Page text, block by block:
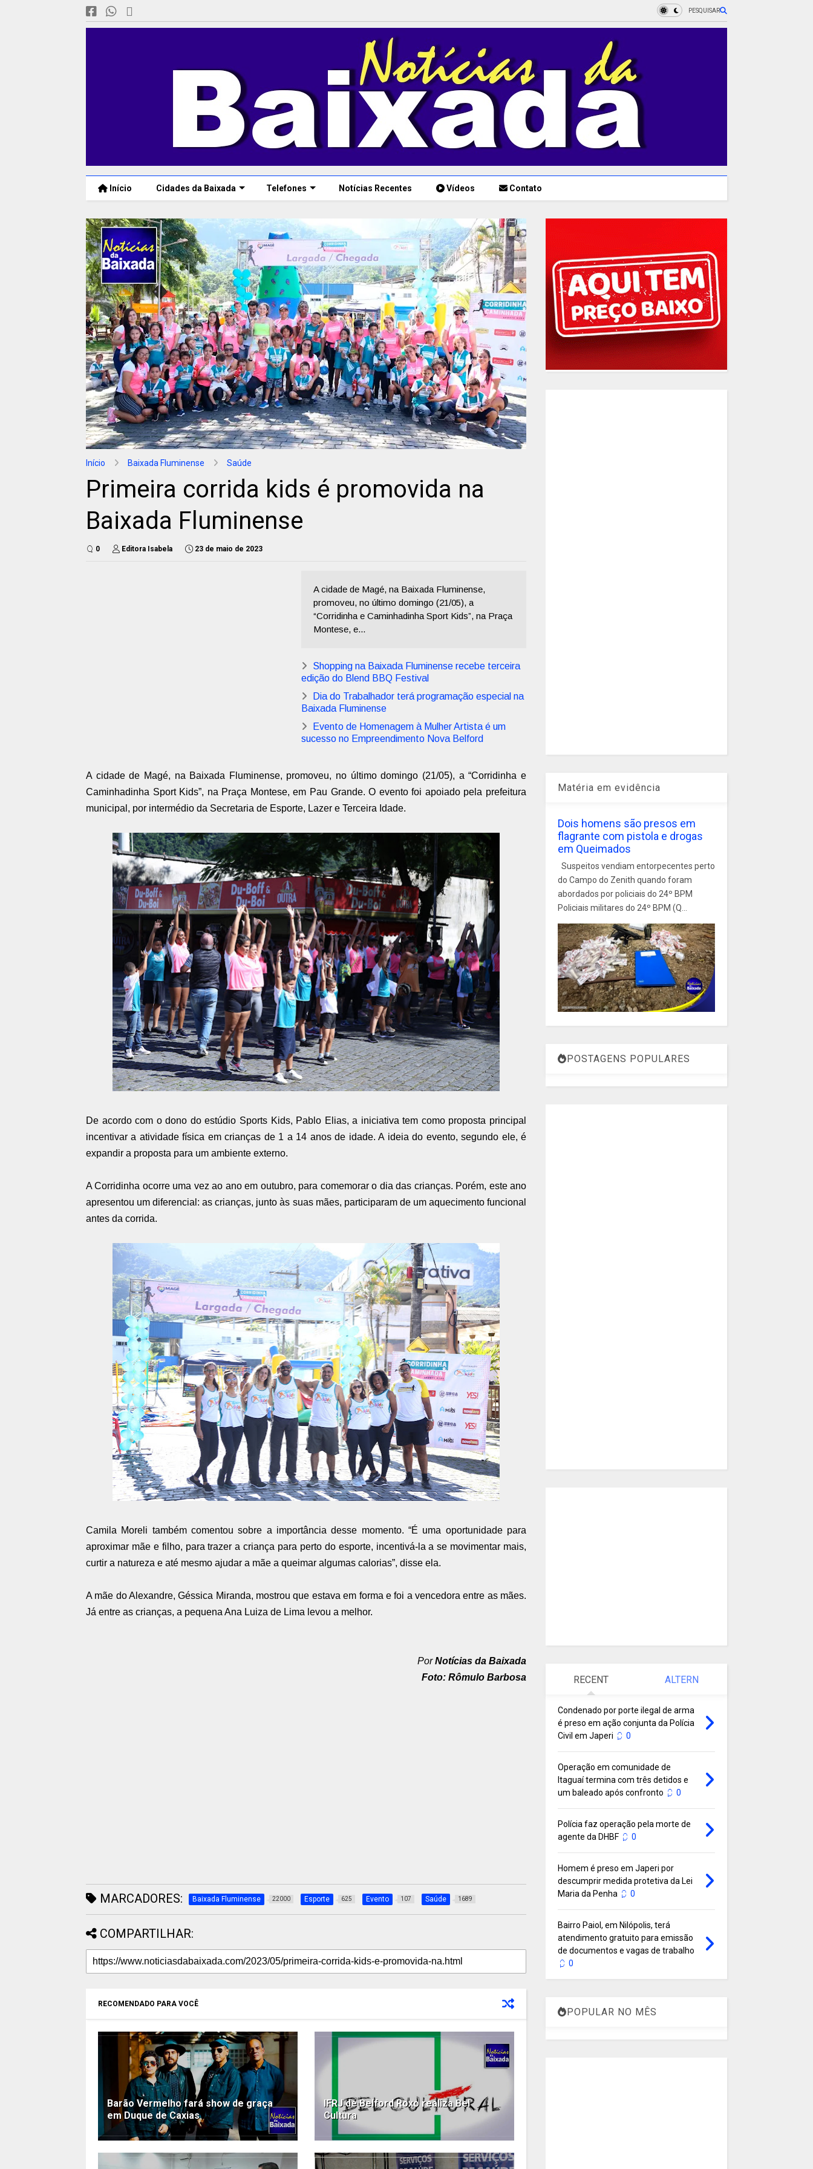
PESQUISAR
Início Cidades da Baixada Telefones Notícias Recentes Vídeos Contato
Início Baixada Fluminense Saúde
Primeira corrida kids é promovida na
Baixada Fluminense
0 Editora Isabela 23 de maio de 2023
A cidade de Magé, na Baixada Fluminense,
promoveu, no último domingo (21/05), a
“Corridinha e Caminhadinha Sport Kids”, na Praça
Montese, e...
Shopping na Baixada Fluminense recebe terceira
edição do Blend BBQ Festival
Dia do Trabalhador terá programação especial na
Baixada Fluminense
Evento de Homenagem à Mulher Artista é um
sucesso no Empreendimento Nova Belford
A cidade de Magé, na Baixada Fluminense, promoveu, no último domingo (21/05), a “Corridinha e
Caminhadinha Sport Kids”, na Praça Montese, em Pau Grande. O evento foi apoiado pela prefeitura
municipal, por intermédio da Secretaria de Esporte, Lazer e Terceira Idade.
De acordo com o dono do estúdio Sports Kids, Pablo Elias, a iniciativa tem como proposta principal
incentivar a atividade física em crianças de 1 a 14 anos de idade. A ideia do evento, segundo ele, é
expandir a proposta para um ambiente externo.
A Corridinha ocorre uma vez ao ano em outubro, para comemorar o dia das crianças. Porém, este ano
apresentou um diferencial: as crianças, junto às suas mães, participaram de um aquecimento funcional
antes da corrida.
Camila Moreli também comentou sobre a importância desse momento. “É uma oportunidade para
aproximar mãe e filho, para trazer a criança para perto do esporte, incentivá-la a se movimentar mais,
curtir a natureza e até mesmo ajudar a mãe a queimar algumas calorias”, disse ela.
A mãe do Alexandre, Géssica Miranda, mostrou que estava em forma e foi a vencedora entre as mães.
Já entre as crianças, a pequena Ana Luiza de Lima levou a melhor.
PorNotícias da Baixada
Foto: Rômulo Barbosa
MARCADORES: Baixada Fluminense 22000 Esporte 625 Evento 107 Saúde 1689
COMPARTILHAR:
RECOMENDADO PARA VOCÊ
Barão Vermelho fará show de graça
em Duque de Caxias
IFRJ de Belford Roxo realiza Bel
Cultura
Matéria em evidência
Dois homens são presos em
flagrante com pistola e drogas
em Queimados
Suspeitos vendiam entorpecentes perto
do Campo do Zenith quando foram
abordados por policiais do 24º BPM
Policiais militares do 24º BPM (Q...
POSTAGENS POPULARES
RECENT ALTERN
Condenado por porte ilegal de arma
é preso em ação conjunta da Polícia
Civil em Japeri
0
Operação em comunidade de
Itaguaí termina com três detidos e
um baleado após confronto
0
Polícia faz operação pela morte de
agente da DHBF
0
Homem é preso em Japeri por
descumprir medida protetiva da Lei
Maria da Penha
0
Bairro Paiol, em Nilópolis, terá
atendimento gratuito para emissão
de documentos e vagas de trabalho
0
POPULAR NO MÊS